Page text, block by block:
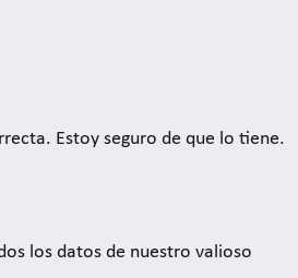
Estoy seguro de que lo tiene.
los datos de nuestro valioso